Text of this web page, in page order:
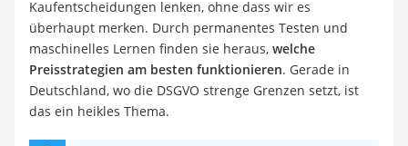
Kaufentscheidungen lenken, ohne dass wir es
überhaupt merken. Durch permanentes Testen und
maschinelles Lernen finden sie heraus, welche
Preisstrategien am besten funktionieren. Gerade in
Deutschland, wo die DSGVO strenge Grenzen setzt, ist
das ein heikles Thema.